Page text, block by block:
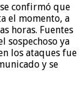
confirmó que
el momento, a
horas. Fuentes
sospechoso ya
los ataques fue
y se